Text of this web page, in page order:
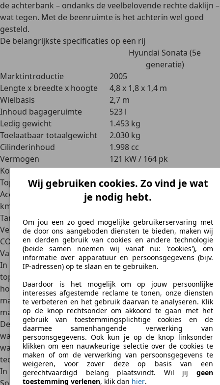
de achterbank – ondanks de veelbelovende rechte daklijn –
wat tegen. Met de beenruimte is het achterin wel goed
gesteld.
De belangrijkste specificaties op een rij
Hyundai Sonata (5e
generatie)
Marktintroductie
2005
Lengte x breedte x hoogte
4,8 x 1,8 x 1,4 m
Wielbasis
2,7 m
Inhoud bagageruimte
523 l
Ledig gewicht
1.453 kg
Toelaatbaar totaalgewicht
2.030 kg
Cilinderinhoud
1.998 cc
Vermogen
121 kW / 164 pk
Koppel
197 Nm
Topsnelheid
207 km/u
Acceleratie van 0 tot 100
km/u
10,1 sec
Tankinhoud
70 l
Verbruik
7,7 l/100 km
CO₂-uitstoot
183 g/km
Varianten
In Nederland was de Sonata hetbeoogde nieuwe
topmodel
hooggespannen verwachtingen echter nooit waar kunnen
maken. De eerste Hyundai Sonata kwam in 1985 op de
markt en was een extra luxe versie van deHyundai Stellar.
De Stellar werd al in Europa geleverd en de luxere Sonata
was vooral bedoeld voor de Koreaanse thuismarkt. Het
was een van de eerste modellen van Hyundai waarvan de
techniek compleet in eigen huis werd ontwikkeld.
In 1988 diende detweede modelgeneratie
van de Hyundai
Wij gebruiken cookies. Zo vind je wat
je nodig hebt.
Om jou een zo goed mogelijke gebruikerservaring met
de door ons aangeboden diensten te bieden, maken wij
en derden gebruik van cookies en andere technologie
(beide samen noemen wij vanaf nu: 'cookies'), om
informatie over apparatuur en persoonsgegevens (bijv.
IP-adressen) op te slaan en te gebruiken.
Daardoor is het mogelijk om op jouw persoonlijke
interesses afgestemde reclame te tonen, onze diensten
te verbeteren en het gebruik daarvan te analyseren. Klik
op de knop rechtsonder om akkoord te gaan met het
gebruik van toestemmingsplichtige cookies en de
daarmee samenhangende verwerking van
persoonsgegevens. Ook kun je op de knop linksonder
klikken om een nauwkeurige selectie over de cookies te
maken of om de verwerking van persoonsgegevens te
weigeren, voor zover deze op basis van een
gerechtvaardigd belang plaatsvindt. Wil jij geen
toestemming verlenen, klik dan hier.